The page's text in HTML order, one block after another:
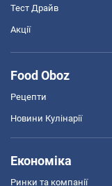
Тест Драйв
Акції
Food Oboz
Рецепти
Новини Кулінарії
Економіка
Ринки та компанії